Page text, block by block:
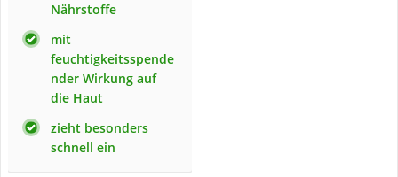
Nährstoffe
mit
feuchtigkeitsspende
nder Wirkung auf
die Haut
zieht besonders
schnell ein